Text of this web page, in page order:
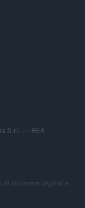
S.r.l. — REA
di strumenti digitali e